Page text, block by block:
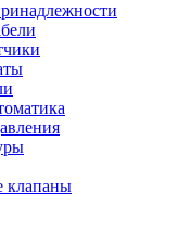
клапаны